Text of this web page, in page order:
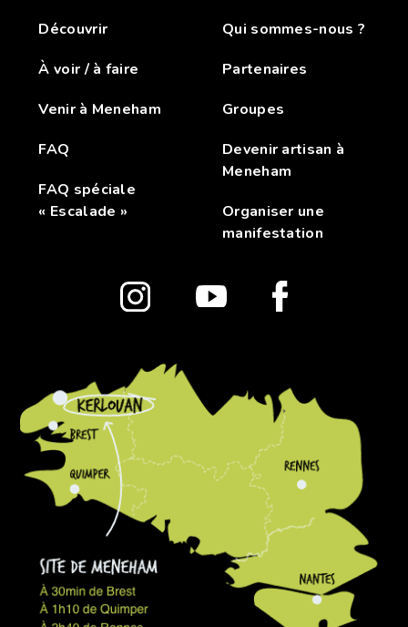
Découvrir
À voir / à faire
Venir à Meneham
FAQ
FAQ spéciale
« Escalade »
Qui sommes-nous ?
Partenaires
Groupes
Devenir artisan à
Meneham
Organiser une
manifestation